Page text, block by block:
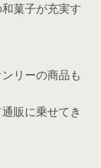
菓子が充実す
リーの商品も
販に乗せてき